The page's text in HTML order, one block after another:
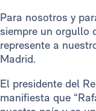
Para nosotros y
siempre un orgullo
represente a
Madrid.
El presidente del
manifiesta que